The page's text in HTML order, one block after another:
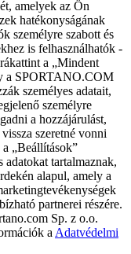
amelyek az Ön
hatékonyságának
személyre szabott és
is felhasználhatók -
a „Mindent
a SPORTANO.COM
személyes adatait,
személyre
a hozzájárulást,
szeretné vonni
„Beállítások”
adatokat tartalmaznak,
alapul, amely a
partnerei részére.
Sp. z o.o.
a Adatvédelmi